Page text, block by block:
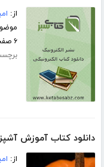
از:
۶ صفحه
دانلود کتاب آموزش
از: